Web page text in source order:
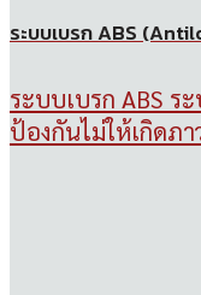
ระบบเบรก ABS
ระบบเบรก ABS ร
ป้องกันไม่ให้เกิดภ